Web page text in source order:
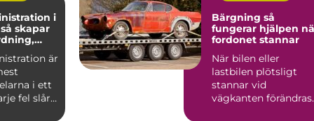
i
är
i ett
fel slår
Bärgning så
fungerar hjälpen
fordonet stannar
När bilen eller
lastbilen plötsligt
stannar vid
vägkanten förändras